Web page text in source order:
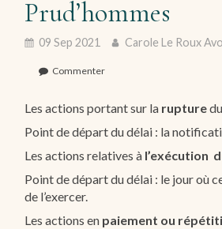
Prud’hommes
09 Sep 2021 Carole Le Roux
Commenter
Les actions portant sur la rupture
Point de départ du délai : la
Les actions relatives à l’exécution
Point de départ du délai : le jour où
de l’exercer.
Les actions en paiement ou